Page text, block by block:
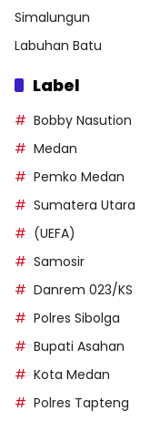
Simalungun
Labuhan Batu
Label
Bobby Nasution
Medan
Pemko Medan
Sumatera Utara
(UEFA)
Samosir
Danrem 023/KS
Polres Sibolga
Bupati Asahan
Kota Medan
Polres Tapteng